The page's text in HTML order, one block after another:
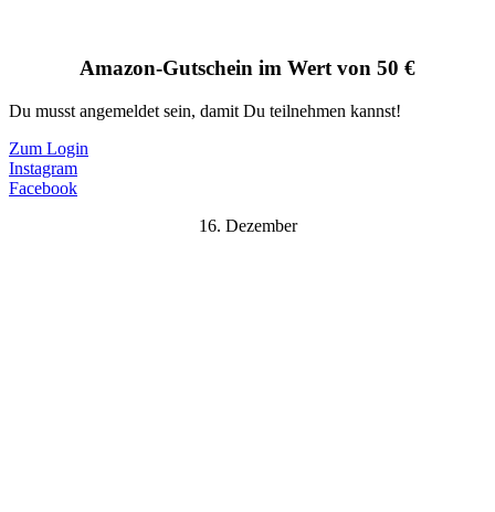
Amazon-Gutschein im Wert von 50 €
Du musst angemeldet sein, damit Du teilnehmen kannst!
Zum Login
Instagram
Facebook
16. Dezember